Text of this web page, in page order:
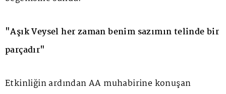
"Aşık Veysel her zaman benim sazımın telinde bir
parçadır"
Etkinliğin ardından AA muhabirine konuşan